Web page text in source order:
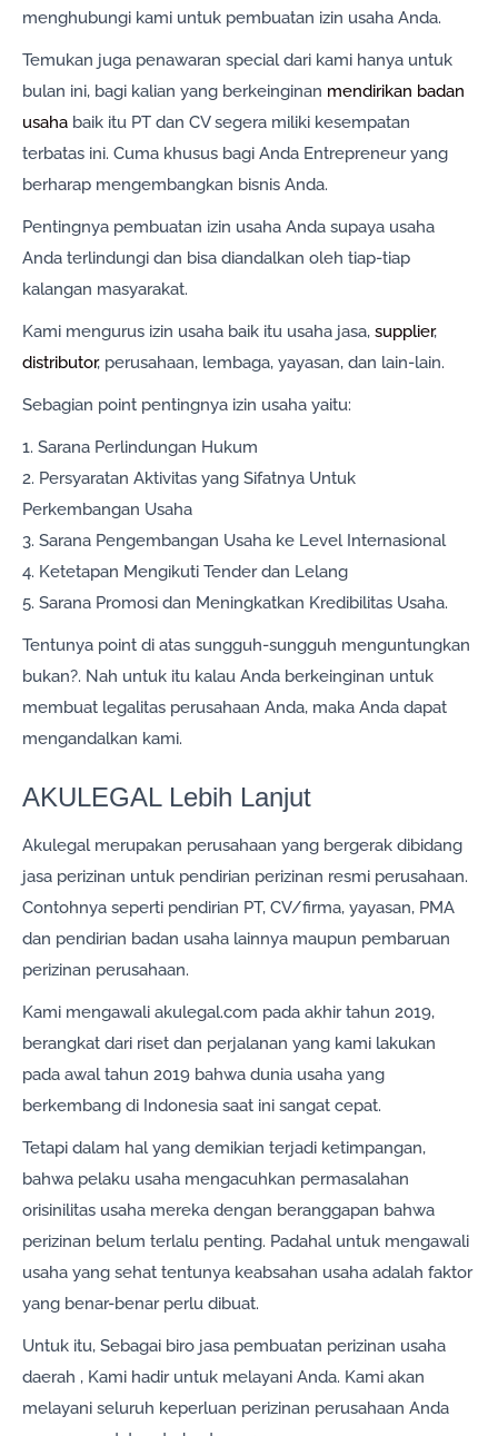
menghubungi kami untuk pembuatan izin usaha Anda.
Temukan juga penawaran special dari kami hanya untuk
bulan ini, bagi kalian yang berkeinginan mendirikan badan
usaha baik itu PT dan CV segera miliki kesempatan
terbatas ini. Cuma khusus bagi Anda Entrepreneur yang
berharap mengembangkan bisnis Anda.
Pentingnya pembuatan izin usaha Anda supaya usaha
Anda terlindungi dan bisa diandalkan oleh tiap-tiap
kalangan masyarakat.
Kami mengurus izin usaha baik itu usaha jasa, supplier,
distributor, perusahaan, lembaga, yayasan, dan lain-lain.
Sebagian point pentingnya izin usaha yaitu:
1. Sarana Perlindungan Hukum
2. Persyaratan Aktivitas yang Sifatnya Untuk
Perkembangan Usaha
3. Sarana Pengembangan Usaha ke Level Internasional
4. Ketetapan Mengikuti Tender dan Lelang
5. Sarana Promosi dan Meningkatkan Kredibilitas Usaha.
Tentunya point di atas sungguh-sungguh menguntungkan
bukan?. Nah untuk itu kalau Anda berkeinginan untuk
membuat legalitas perusahaan Anda, maka Anda dapat
mengandalkan kami.
AKULEGAL Lebih Lanjut
Akulegal merupakan perusahaan yang bergerak dibidang
jasa perizinan untuk pendirian perizinan resmi perusahaan.
Contohnya seperti pendirian PT, CV/firma, yayasan, PMA
dan pendirian badan usaha lainnya maupun pembaruan
perizinan perusahaan.
Kami mengawali akulegal.com pada akhir tahun 2019,
berangkat dari riset dan perjalanan yang kami lakukan
pada awal tahun 2019 bahwa dunia usaha yang
berkembang di Indonesia saat ini sangat cepat.
Tetapi dalam hal yang demikian terjadi ketimpangan,
bahwa pelaku usaha mengacuhkan permasalahan
orisinilitas usaha mereka dengan beranggapan bahwa
perizinan belum terlalu penting. Padahal untuk mengawali
usaha yang sehat tentunya keabsahan usaha adalah faktor
yang benar-benar perlu dibuat.
Untuk itu, Sebagai biro jasa pembuatan perizinan usaha
daerah , Kami hadir untuk melayani Anda. Kami akan
melayani seluruh keperluan perizinan perusahaan Anda